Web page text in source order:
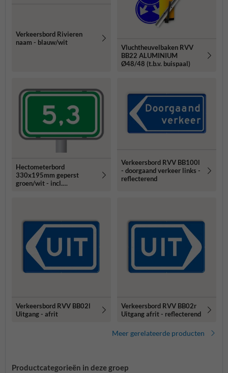
Verkeersbord Rivieren
naam - blauw/wit
Vluchtheuvelbaken RVV
BB22 ALUMINIUM
Ø48/48 (t.b.v. buispaal)
Hectometerbord
330x195mm geperst
groen/wit - incl.
Verkeersbord RVV BB100l
- doorgaand verkeer links -
reflecterend
Verkeersbord RVV BB02l
Uitgang - afrit
Verkeersbord RVV BB02r
Uitgang afrit - reflecterend
Meer gerelateerde producten
Productcategorieën in deze groep